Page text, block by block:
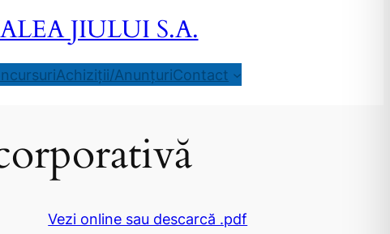
JIULUI S.A.
Achiziții/AnunțuriContact
Vezi online sau descarcă .pdf